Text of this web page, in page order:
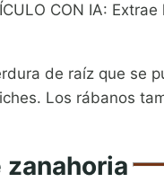
CON IA:
de raíz que se
Los rábanos